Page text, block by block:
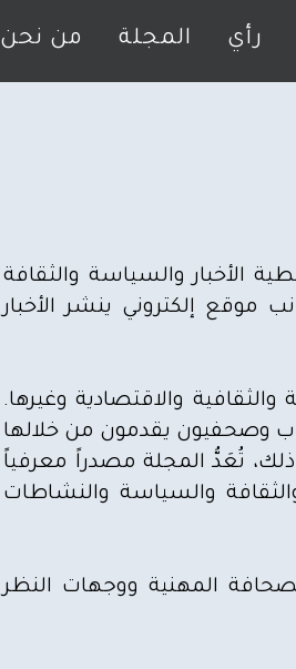
رأي المجلة من نحن
الأخبار والسياسة والثقافة
موقع إلكتروني ينشر الأخبار
والاقتصادية وغيرها.
وصحفيون يقدمون من خلالها
ذلك، تُعَدُّ المجلة مصدراً معرفياً
والسياسة والنشاطات
المهنية ووجهات النظر